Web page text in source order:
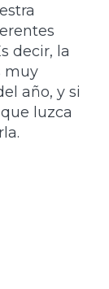
decir, la
muy
año, y si
luzca